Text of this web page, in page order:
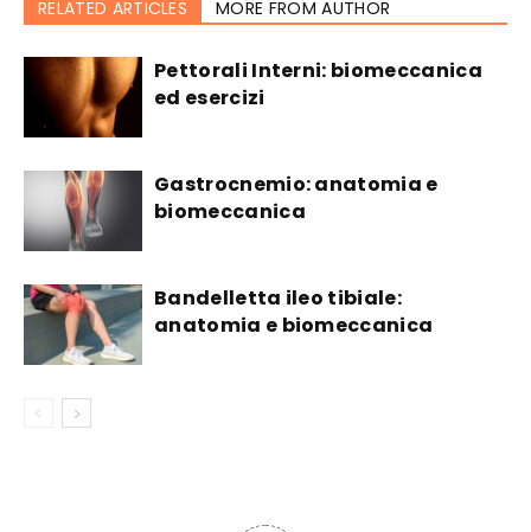
RELATED ARTICLES MORE FROM AUTHOR
Pettorali Interni: biomeccanica
ed esercizi
Gastrocnemio: anatomia e
biomeccanica
Bandelletta ileo tibiale:
anatomia e biomeccanica